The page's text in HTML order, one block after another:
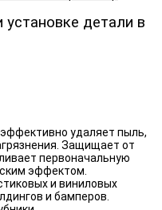
установке детали в
удаляет пыль,
Защищает от
первоначальную
эффектом.
и виниловых
и бамперов.